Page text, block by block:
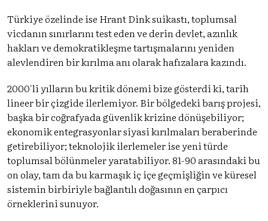
Türkiye özelinde ise Hrant Dink suikastı, toplumsal
vicdanın sınırlarını test eden ve derin devlet, azınlık
hakları ve demokratikleşme tartışmalarını yeniden
alevlendiren bir kırılma anı olarak hafızalara kazındı.
2000'li yılların bu kritik dönemi bize gösterdi ki, tarih
lineer bir çizgide ilerlemiyor. Bir bölgedeki barış projesi,
başka bir coğrafyada güvenlik krizine dönüşebiliyor;
ekonomik entegrasyonlar siyasi kırılmaları beraberinde
getirebiliyor; teknolojik ilerlemeler ise yeni türde
toplumsal bölünmeler yaratabiliyor. 81-90 arasındaki bu
on olay, tam da bu karmaşık iç içe geçmişliğin ve küresel
sistemin birbiriyle bağlantılı doğasının en çarpıcı
örneklerini sunuyor.